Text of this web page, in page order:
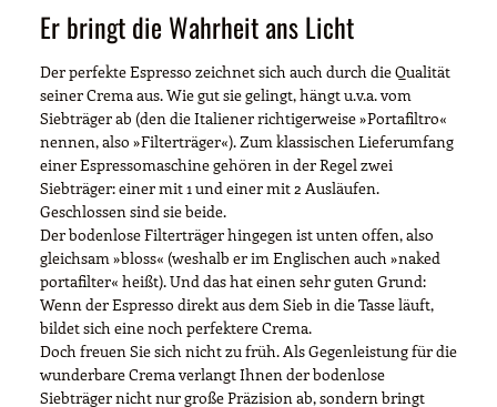
Er bringt die Wahrheit ans Licht
Der perfekte Espresso zeichnet sich auch durch die Qualität
seiner Crema aus. Wie gut sie gelingt, hängt u.v.a. vom
Siebträger ab (den die Italiener richtigerweise »Portafiltro«
nennen, also »Filterträger«). Zum klassischen Lieferumfang
einer Espressomaschine gehören in der Regel zwei
Siebträger: einer mit 1 und einer mit 2 Ausläufen.
Geschlossen sind sie beide.
Der bodenlose Filterträger hingegen ist unten offen, also
gleichsam »bloss« (weshalb er im Englischen auch »naked
portafilter« heißt). Und das hat einen sehr guten Grund:
Wenn der Espresso direkt aus dem Sieb in die Tasse läuft,
bildet sich eine noch perfektere Crema.
Doch freuen Sie sich nicht zu früh. Als Gegenleistung für die
wunderbare Crema verlangt Ihnen der bodenlose
Siebträger nicht nur große Präzision ab, sondern bringt